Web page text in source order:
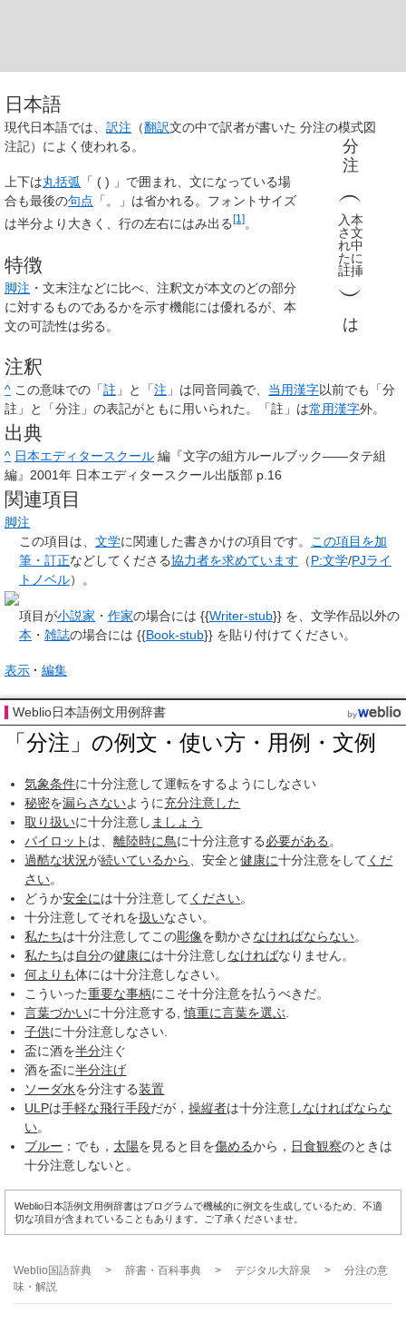
日本語
分注の模式図
分
注
︵
入
さ
れ
た
註
本
文
中
に
挿
︶
は
現代日本語では、 訳注 （翻訳文の中で訳者が書いた
注記）によく使われる。
上下は丸括弧 「 ( ) 」で囲まれ、文になっている場
合も最後の句点 「。」は省かれる。フォントサイズ
は半分より大きく、行の左右にはみ出る [1] 。
特徴
脚注 ・文末注などに比べ、注釈文が本文のどの部分
に対するものであるかを示す機能には優れるが、本
文の可読性は劣る。
注釈
^ この意味での「註 」と「注 」は同音同義で、 当用漢字以前でも「分
註」と「分注」の表記がともに用いられた。「註」は常用漢字外。
出典
^ 日本エディタースクール 編『文字の組方ルールブック――タテ組
編』2001年 日本エディタースクール出版部 p.16
関連項目
脚注
この項目は、 文学に関連した書きかけの項目 です。 この項目を加
筆・訂正などしてくださる協力者を求めています （P:文学/PJライ
トノベル）。
項目が小説家 ・ 作家の場合には {{Writer-stub}} を、文学作品以外の
本 ・ 雑誌の場合には {{Book-stub}} を貼り付けてください。
表示 編集
Weblio日本語例文用例辞書
「分注」の例文・使い方・用例・文例
気象条件に十分注意して運転をするようにしなさい
秘密を漏らさないように充分注意した
取り扱いに十分注意し ましょう
パイロット は、離陸時に鳥に十分注意する必要がある。
過酷な状況が続いているから、安全と健康に十分注意をして くだ
さい。
どうか安全には十分注意して ください。
十分注意してそれを扱いなさい。
私たちは十分注意してこの彫像を動かさ なければならない。
私たちは自分の健康には十分注意しなければなりません。
何よりも体には十分注意しなさい。
こういった重要な事柄にこそ十分注意を払うべきだ。
言葉づかいに十分注意する,慎重に言葉を選ぶ.
子供に十分注意しなさい.
盃に酒を半分注ぐ
酒を盃に半分注げ
ソーダ水を分注する装置
ULPは手軽な飛行手段だが，操縦者は十分注意しなければならな
い。
ブルー ：でも， 太陽を見ると目を傷めるから， 日食観察のときは
十分注意しないと。
Weblio日本語例文用例辞書はプログラムで機械的に例文を生成しているため、不適
切な項目が含まれていることもあります。ご了承くださいませ。
Weblio国語辞典 > 辞書・百科事典 > デジタル大辞泉 > 分注の意
味・解説